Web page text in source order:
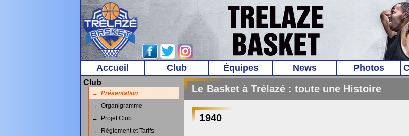
Accueil Club Équipes News Photos
Club
→ Présentation
→ Organigramme
→ Projet Club
→ Règlement et Tarifs
Le Basket à Trélazé : toute une Histoire
1940